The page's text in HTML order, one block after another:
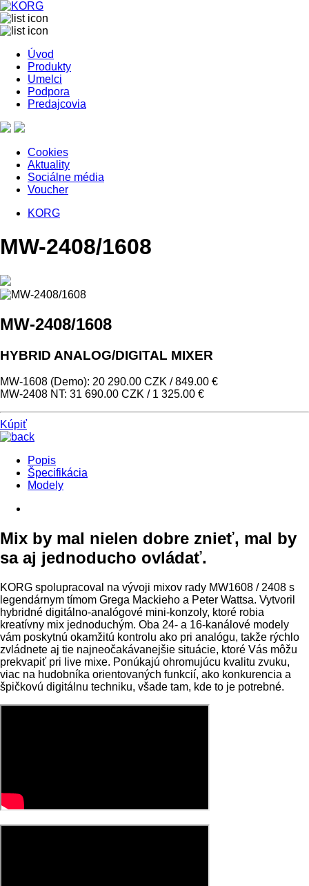
Úvod
Produkty
Umelci
Podpora
Predajcovia
Cookies
Aktuality
Sociálne média
Voucher
KORG
MW-2408/1608
MW-2408/1608
HYBRID ANALOG/DIGITAL MIXER
MW-1608 (Demo): 20 290.00 CZK / 849.00 €
MW-2408 NT: 31 690.00 CZK / 1 325.00 €
Kúpiť
Popis
Špecifikácia
Modely
Mix by mal nielen dobre znieť, mal by
sa aj jednoducho ovládať.
KORG spolupracoval na vývoji mixov rady MW1608 / 2408 s
legendárnym tímom Grega Mackieho a Peter Wattsa. Vytvoril
hybridné digitálno-analógové mini-konzoly, ktoré robia
kreatívny mix jednoduchým. Oba 24- a 16-kanálové modely
vám poskytnú okamžitú kontrolu ako pri analógu, takže rýchlo
zvládnete aj tie najneočakávanejšie situácie, ktoré Vás môžu
prekvapiť pri live mixe. Ponúkajú ohromujúcu kvalitu zvuku,
viac na hudobníka orientovaných funkcií, ako konkurencia a
špičkovú digitálnu techniku, všade tam, kde to je potrebné.